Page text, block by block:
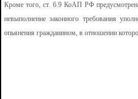
Кроме того, ст. 6.9 КоАП РФ предусмотрена
невыполнение законного требования
опьянения гражданином, в отношении